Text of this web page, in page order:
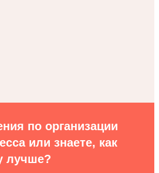
по организации
или знаете, как
лучше?